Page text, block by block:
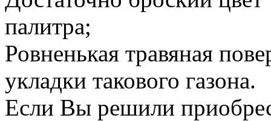
палитра;
Ровненькая травяная
укладки такового газона.
Если Вы решили